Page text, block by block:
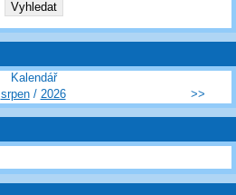
Kalendář
srpen/ 2026 >>